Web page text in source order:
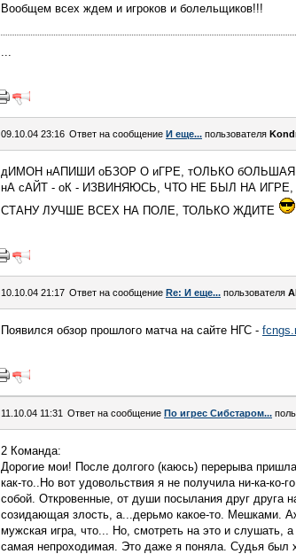
Вообщем всех ждем и игроков и болельщиков!!!
...
09.10.04 23:16 Ответ на сообщение И еще... пользователя
дИМОН нАПИШИ оБЗОР О иГРЕ, тОЛЬКО
нА сАЙТ - оК - ИЗВИНЯЮСЬ, ЧТО НЕ БЫЛ НА
СТАНУ ЛУЧШЕ ВСЕХ НА ПОЛЕ, ТОЛЬКО ЖДИТЕ
10.10.04 21:17 Ответ на сообщение Re: И еще... пользователя
Появился обзор прошлого матча на сайте НГС -
11.10.04 11:31 Ответ на сообщение По игрес Сибстаром...
2 Команда:
Дорогие мои! После долгого (каюсь) перерыва
как-то..Но вот удовольствия я не получила ни-ка-
собой. Откровенные, от души посылания друг друга
созидающая злость, а...дерьмо какое-то. Мешками.
мужская игра, что... Но, смотреть на это и слушать,
самая непроходимая. Это даже я поняла. Судья был